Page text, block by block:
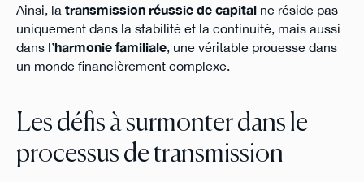
Ainsi, la transmission réussie de capitalne réside pas
uniquement dans la stabilité et la continuité, mais aussi
dans l’harmonie familiale, une véritable prouesse dans
un monde financièrement complexe.
Les défis à surmonter dans le
processus de transmission